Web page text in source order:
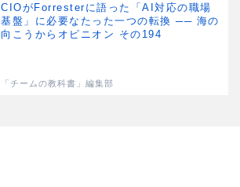
CIOがForresterに語った「AI対応の職場
基盤」に必要なたった一つの転換 ── 海の
向こうからオピニオン その194
「チームの教科書」編集部